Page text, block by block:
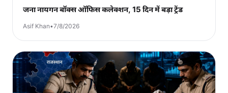
जना नायगन बॉक्स ऑफिस कलेक्शन, 15 दिन में बड़ा ट्रेंड
Asif Khan•7/8/2026